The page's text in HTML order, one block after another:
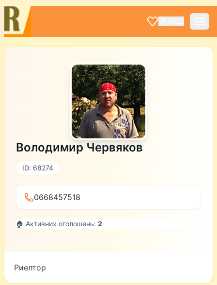
Володимир Червяков
ID: 68274
0668457518
🏠 Активних оголошень: 2
Риелтор